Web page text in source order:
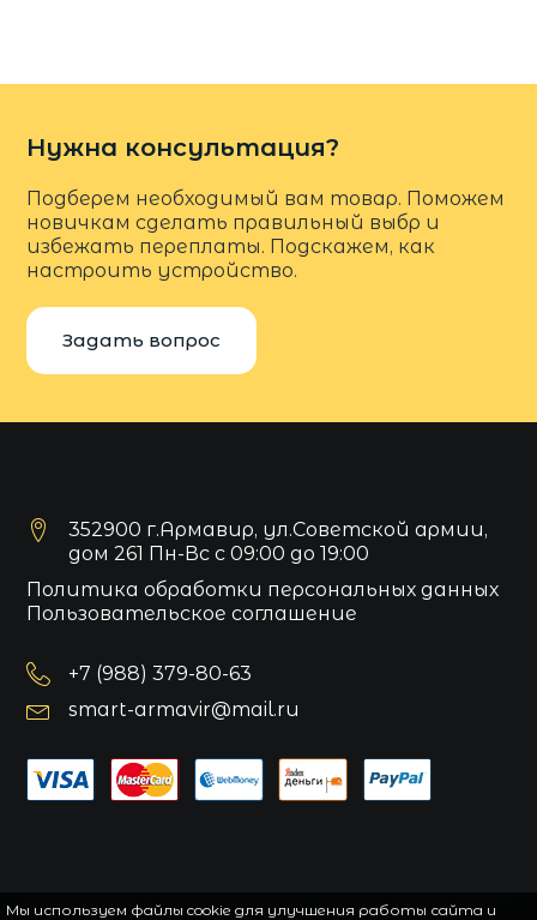
Нужна консультация?
Подберем необходимый вам товар. Поможем
новичкам сделать правильный выбр и
избежать переплаты. Подскажем, как
настроить устройство.
Задать вопрос
352900 г.Армавир, ул.Советской армии,
дом 261 Пн-Вс с 09:00 до 19:00
Политика обработки персональных данных
Пользовательское соглашение
+7 (988) 379-80-63
smart-armavir@mail.ru
Мы используем файлы cookie для улучшения работы сайта и